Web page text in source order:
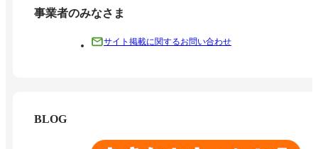
事業者のみなさま
サイト掲載に関するお問い合わせ
BLOG